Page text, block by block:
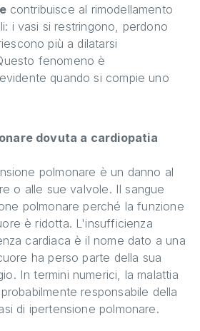
contribuisce al rimodellamento
i vasi si restringono, perdono
più a dilatarsi
fenomeno è
quando si compie uno
dovuta a cardiopatia
polmonare è un danno al
o alle sue valvole. Il sangue
polmonare perché la funzione
è ridotta. L'insufficienza
cardiaca è il nome dato a una
ha perso parte della sua
In termini numerici, la malattia
responsabile della
di ipertensione polmonare.